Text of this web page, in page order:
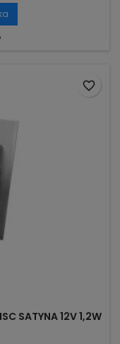
SATYNA 12V 1,2W
favorite_border